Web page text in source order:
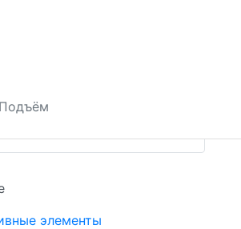
Подъём
элементы